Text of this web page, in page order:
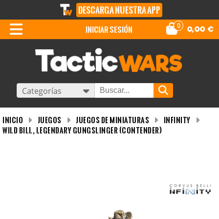
DESCARGA NUESTRA APP
0 0,00 €
iniciar sesión
Categorías
INICIO Juegos Juegos de miniaturas
Infinity
Wild Bill, Legendary Gungslinger (Contender)